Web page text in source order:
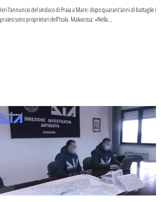
Ieri l'annuncio del sindaco di Praia a Mare: dopo quarant'anni di battaglie i
praiesi sono proprietari dell'Isola. Malvarosa: «Nella...